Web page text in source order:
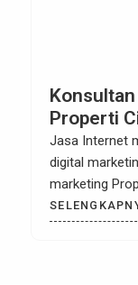
Properti
Jasa Internet
digital
marketing